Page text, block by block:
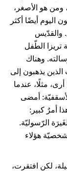
ومن هو الأصغر،
اليوم أيضًا أكثر
والقدّيس
الطّفل
وهناك
الذين يذهبون إلى
مثلًا، عندما
أمضى
أمرٌ كبير:
الرّسوليّة.
شخصيّة هؤلاء
لكن افتقرت،